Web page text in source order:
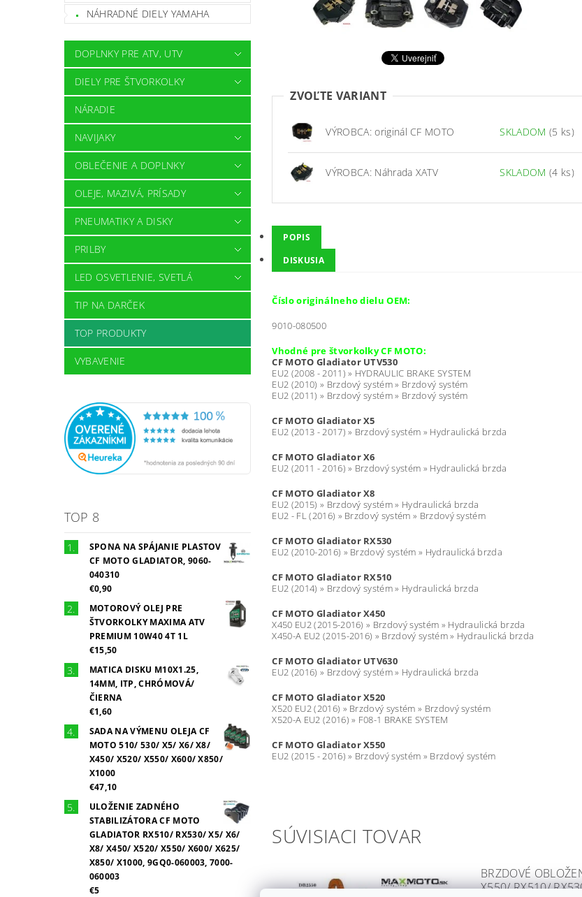
NÁHRADNÉ DIELY YAMAHA
DOPLNKY PRE ATV, UTV
DIELY PRE ŠTVORKOLKY
NÁRADIE
NAVIJAKY
OBLEČENIE A DOPLNKY
OLEJE, MAZIVÁ, PRÍSADY
PNEUMATIKY A DISKY
PRILBY
LED OSVETLENIE, SVETLÁ
TIP NA DARČEK
TOP PRODUKTY
VYBAVENIE
TOP 8
SPONA NA SPÁJANIE PLASTOV
CF MOTO GLADIATOR, 9060-
040310
€0,90
MOTOROVÝ OLEJ PRE
ŠTVORKOLKY MAXIMA ATV
PREMIUM 10W40 4T 1L
€15,50
MATICA DISKU M10X1.25,
14MM, ITP, CHRÓMOVÁ/
ČIERNA
€1,60
SADA NA VÝMENU OLEJA CF
MOTO 510/ 530/ X5/ X6/ X8/
X450/ X520/ X550/ X600/ X850/
X1000
€47,10
ULOŽENIE ZADNÉHO
STABILIZÁTORA CF MOTO
GLADIATOR RX510/ RX530/ X5/ X6/
X8/ X450/ X520/ X550/ X600/ X625/
X850/ X1000, 9GQ0-060003, 7000-
060003
€5
ZVOĽTE VARIANT
VÝROBCA: originál CF MOTO SKLADOM (5 ks)
VÝROBCA: Náhrada XATV SKLADOM (4 ks)
POPIS
DISKUSIA
Číslo originálneho dielu OEM:
9010-080500
Vhodné pre štvorkolky CF MOTO:
CF MOTO Gladiator UTV530
EU2 (2008 - 2011) » HYDRAULIC BRAKE SYSTEM
EU2 (2010) » Brzdový systém » Brzdový systém
EU2 (2011) » Brzdový systém » Brzdový systém
CF MOTO Gladiator X5
EU2 (2013 - 2017) » Brzdový systém » Hydraulická brzda
CF MOTO Gladiator X6
EU2 (2011 - 2016) » Brzdový systém » Hydraulická brzda
CF MOTO Gladiator X8
EU2 (2015) » Brzdový systém » Hydraulická brzda
EU2 - FL (2016) » Brzdový systém » Brzdový systém
CF MOTO Gladiator RX530
EU2 (2010-2016) » Brzdový systém » Hydraulická brzda
CF MOTO Gladiator RX510
EU2 (2014) » Brzdový systém » Hydraulická brzda
CF MOTO Gladiator X450
X450 EU2 (2015-2016) » Brzdový systém » Hydraulická brzda
X450-A EU2 (2015-2016) » Brzdový systém » Hydraulická brzda
CF MOTO Gladiator UTV630
EU2 (2016) » Brzdový systém » Hydraulická brzda
CF MOTO Gladiator X520
X520 EU2 (2016) » Brzdový systém » Brzdový systém
X520-A EU2 (2016) » F08-1 BRAKE SYSTEM
CF MOTO Gladiator X550
EU2 (2015 - 2016) » Brzdový systém » Brzdový systém
SÚVISIACI TOVAR
BRZDOVÉ
X550/ RX510/